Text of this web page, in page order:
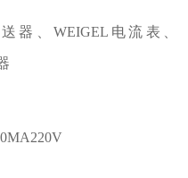
器、WEIGEL电流表、